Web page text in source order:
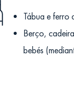
Tábua e ferro
Berço,
bebés